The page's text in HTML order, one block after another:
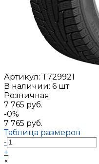
Артикул: T729921
В наличии: 6 шт
Розничная
7 765 руб.
-0%
7 765 руб.
Таблица размеров
-
+
×